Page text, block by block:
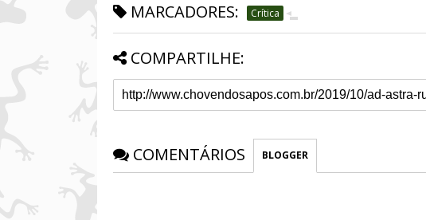
MARCADORES: Crítica
COMPARTILHE:
COMENTÁRIOS BLOGGER